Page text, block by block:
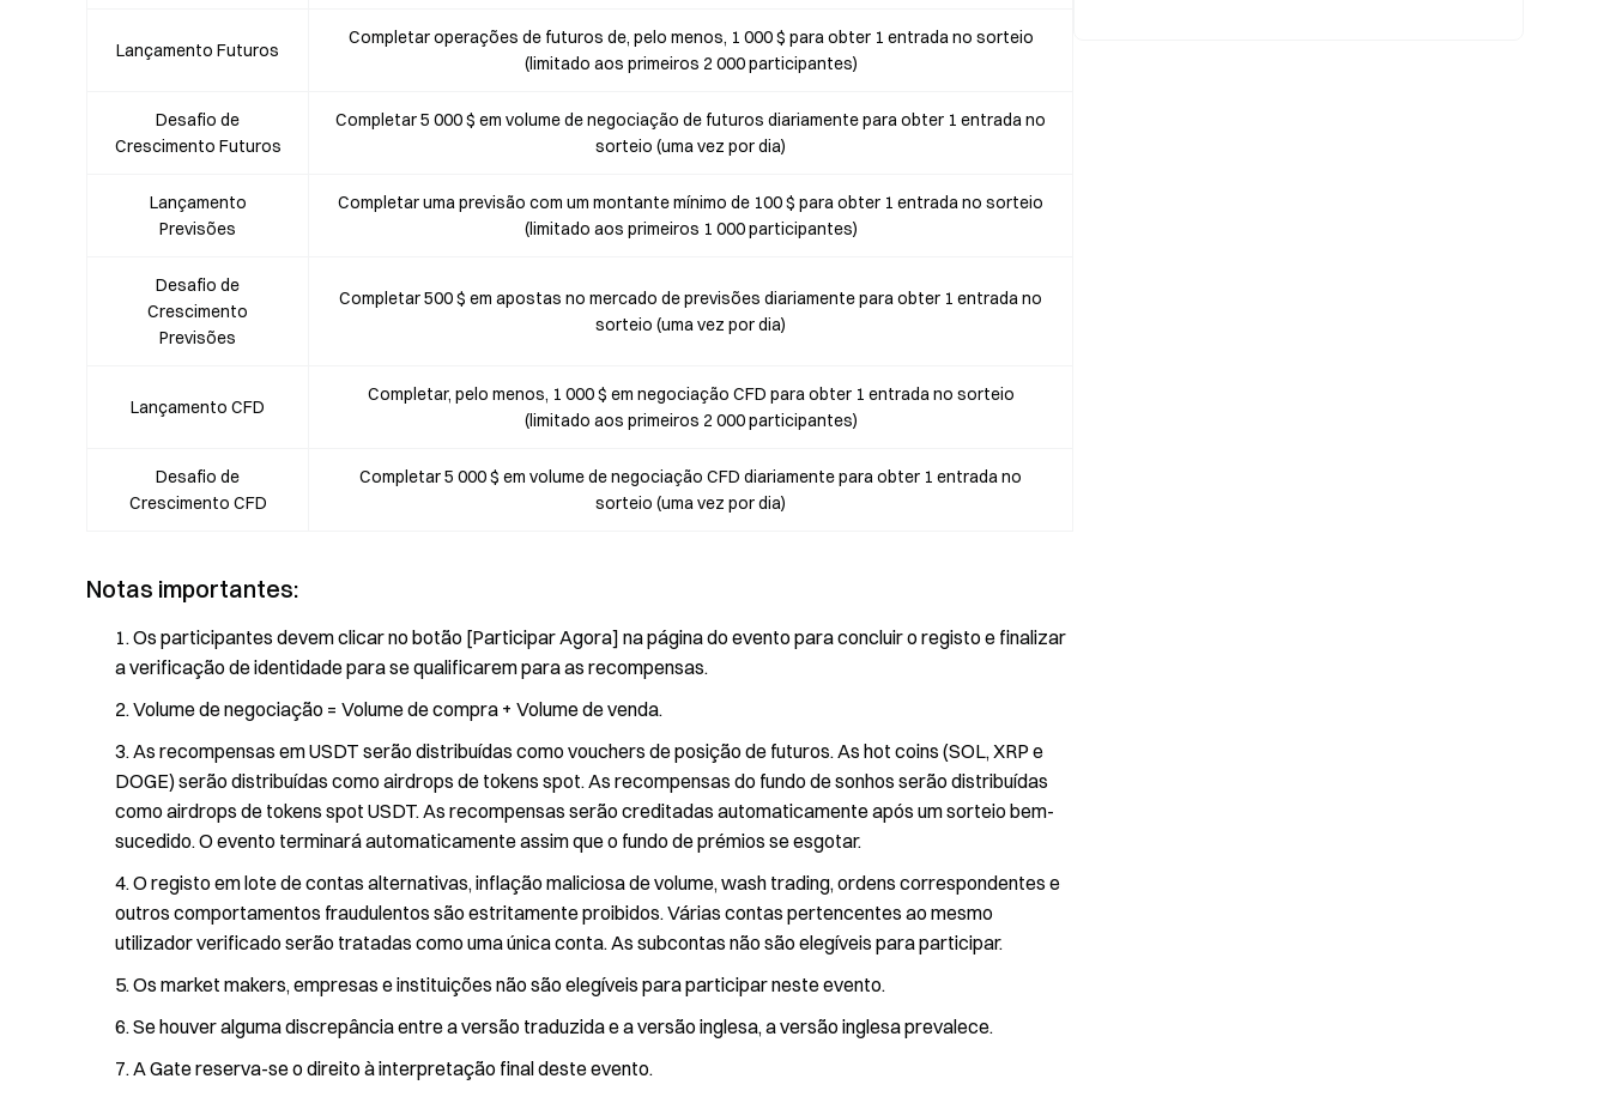
Lançamento Futuros
Completar operações de futuros de, pelo menos, 1 000 $ para obter 1 entrada no sorteio
(limitado aos primeiros 2 000 participantes)
Desafio de
Crescimento Futuros
Completar 5 000 $ em volume de negociação de futuros diariamente para obter 1 entrada no
sorteio (uma vez por dia)
Lançamento
Previsões
Completar uma previsão com um montante mínimo de 100 $ para obter 1 entrada no sorteio
(limitado aos primeiros 1 000 participantes)
Desafio de
Crescimento
Previsões
Completar 500 $ em apostas no mercado de previsões diariamente para obter 1 entrada no
sorteio (uma vez por dia)
Lançamento CFD
Completar, pelo menos, 1 000 $ em negociação CFD para obter 1 entrada no sorteio
(limitado aos primeiros 2 000 participantes)
Desafio de
Crescimento CFD
Completar 5 000 $ em volume de negociação CFD diariamente para obter 1 entrada no
sorteio (uma vez por dia)
Notas importantes:
Os participantes devem clicar no botão [Participar Agora] na página do evento para concluir o registo e finalizar
a verificação de identidade para se qualificarem para as recompensas.
Volume de negociação = Volume de compra + Volume de venda.
As recompensas em USDT serão distribuídas como vouchers de posição de futuros. As hot coins (SOL, XRP e
DOGE) serão distribuídas como airdrops de tokens spot. As recompensas do fundo de sonhos serão distribuídas
como airdrops de tokens spot USDT. As recompensas serão creditadas automaticamente após um sorteio bem-
sucedido. O evento terminará automaticamente assim que o fundo de prémios se esgotar.
O registo em lote de contas alternativas, inflação maliciosa de volume, wash trading, ordens correspondentes e
outros comportamentos fraudulentos são estritamente proibidos. Várias contas pertencentes ao mesmo
utilizador verificado serão tratadas como uma única conta. As subcontas não são elegíveis para participar.
Os market makers, empresas e instituições não são elegíveis para participar neste evento.
Se houver alguma discrepância entre a versão traduzida e a versão inglesa, a versão inglesa prevalece.
A Gate reserva-se o direito à interpretação final deste evento.